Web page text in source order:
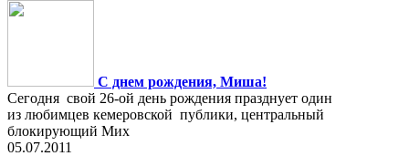
С днем рождения, Миша!
Сегодня свой 26-ой день рождения празднует один
из любимцев кемеровской публики, центральный
блокирующий Мих
05.07.2011